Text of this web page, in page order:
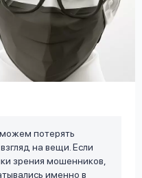
потерять
на вещи. Если
зрения мошенников,
именно в